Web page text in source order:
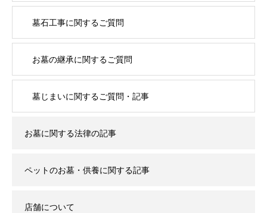
墓石工事に関するご質問
お墓の継承に関するご質問
墓じまいに関するご質問・記事
お墓に関する法律の記事
ペットのお墓・供養に関する記事
店舗について